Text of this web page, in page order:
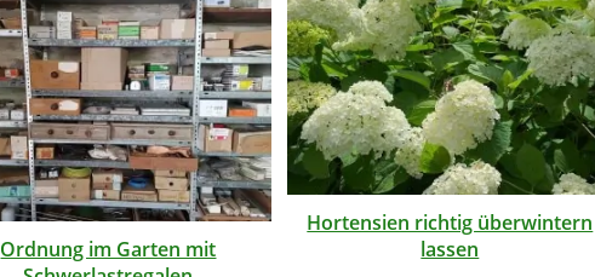
Ordnung im Garten mit
Hortensien richtig überwintern
lassen